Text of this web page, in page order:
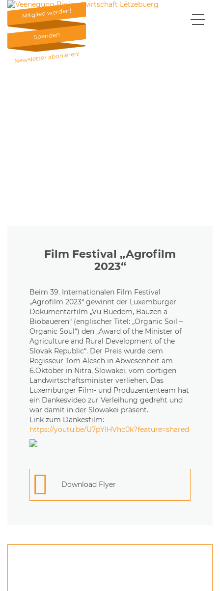
Mitglied werden!
Mitglied werden!
Spenden
Spenden
Newsletter abonieren!
Film Festival „Agrofilm
2023“
Beim 39. Internationalen Film Festival
„Agrofilm 2023“ gewinnt der Luxemburger
Dokumentarfilm „Vu Buedem, Bauzen a
Biobaueren“ (englischer Titel: „Organic Soil –
Organic Soul“) den „Award of the Minister of
Agriculture and Rural Development of the
Slovak Republic“. Der Preis wurde dem
Regisseur Tom Alesch in Abwesenheit am
6.Oktober in Nitra, Slowakei, vom dortigen
Landwirtschaftsminister verliehen. Das
Luxemburger Film- und Produzententeam hat
ein Dankesvideo zur Verleihung gedreht und
war damit in der Slowakei präsent.
Link zum Dankesfilm:
https://youtu.be/U7pYIHVhc0k?feature=shared
Download Flyer